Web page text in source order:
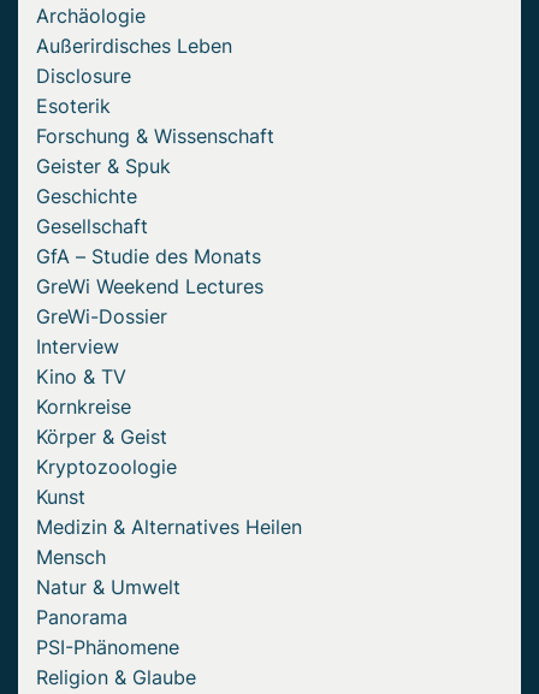
Archäologie
Außerirdisches Leben
Disclosure
Esoterik
Forschung & Wissenschaft
Geister & Spuk
Geschichte
Gesellschaft
GfA – Studie des Monats
GreWi Weekend Lectures
GreWi-Dossier
Interview
Kino & TV
Kornkreise
Körper & Geist
Kryptozoologie
Kunst
Medizin & Alternatives Heilen
Mensch
Natur & Umwelt
Panorama
PSI-Phänomene
Religion & Glaube